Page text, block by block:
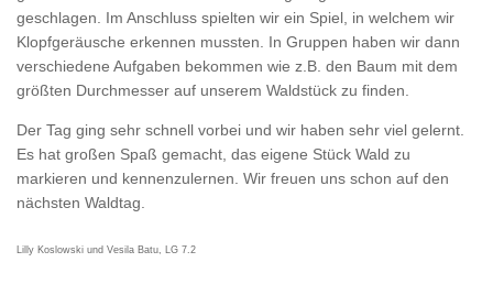
geschlagen. Im Anschluss spielten wir ein Spiel, in welchem wir
Klopfgeräusche erkennen mussten. In Gruppen haben wir dann
verschiedene Aufgaben bekommen wie z.B. den Baum mit dem
größten Durchmesser auf unserem Waldstück zu finden.
Der Tag ging sehr schnell vorbei und wir haben sehr viel gelernt.
Es hat großen Spaß gemacht, das eigene Stück Wald zu
markieren und kennenzulernen. Wir freuen uns schon auf den
nächsten Waldtag.
Lilly Koslowski und Vesila Batu, LG 7.2